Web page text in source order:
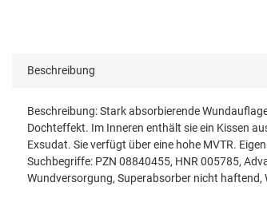
Beschreibung
Beschreibung: Stark absorbierende
Dochteffekt. Im Inneren enthält sie ein Kissen
Exsudat. Sie verfügt über eine hohe MVTR.
Suchbegriffe: PZN 08840455, HNR 005785,
Wundversorgung, Superabsorber nicht